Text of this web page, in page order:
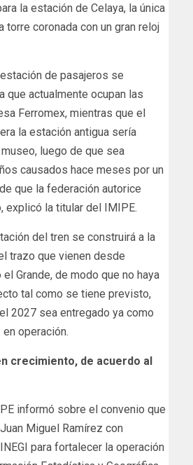
la estación de Celaya, la única
torre coronada con un gran reloj
de pasajeros se
que actualmente ocupan las
Ferromex, mientras que el
la estación antigua sería
luego de que sea
causados hace meses por un
que la federación autorice
explicó la titular del IMIPE.
del tren se construirá a la
trazo que vienen desde
Grande, de modo que no haya
tal como se tiene previsto,
2027 sea entregado ya como
operación.
crecimiento, de acuerdo al
informó sobre el convenio que
Miguel Ramírez con
para fortalecer la operación